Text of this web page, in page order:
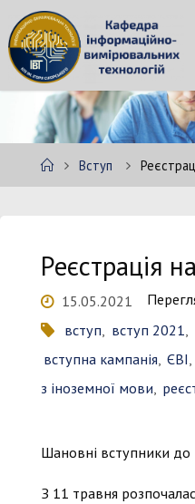
Skip
to
content
HomeВступ
Реєстрація
15.05.2021
вступ, вступ 2021,
вступна кампанія, ЄВІ,
з іноземної мови,
Шановні вступники до
З 11 травня